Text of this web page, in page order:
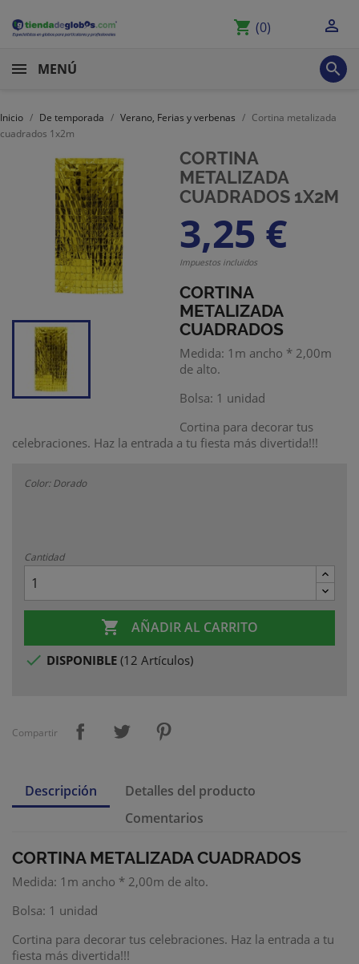
shopping_cart (0) 
MENÚ 
Inicio De temporada Verano, Ferias y verbenas
Cortina metalizada
cuadrados 1x2m
CORTINA
METALIZADA
CUADRADOS 1X2M
3,25 €
Impuestos incluidos
CORTINA
METALIZADA
CUADRADOS
Medida: 1m ancho * 2,00m
de alto.
Bolsa: 1 unidad
Cortina para decorar tus
celebraciones. Haz la entrada a tu fiesta más divertida!!!
Color: Dorado
Cantidad
 AÑADIR AL CARRITO
 DISPONIBLE (12 Artículos)
Compartir
Descripción
Detalles del producto
Comentarios
CORTINA METALIZADA CUADRADOS
Medida: 1m ancho * 2,00m de alto.
Bolsa: 1 unidad
Cortina para decorar tus celebraciones. Haz la entrada a tu
fiesta más divertida!!!